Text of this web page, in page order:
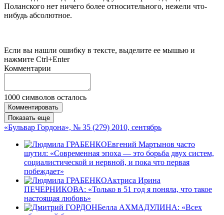
Поланского нет ничего более относительного, нежели что-
нибудь абсолютное.
Если вы нашли ошибку в тексте, выделите ее мышью и
нажмите Ctrl+Enter
Комментарии
1000 символов осталось
Комментировать
Показать еще
«Бульвар Гордона», № 35 (279) 2010, сентябрь
Евгений Мартынов часто
шутил: «Современная эпоха — это борьба двух систем,
социалистической и нервной, и пока что первая
побеждает»
Актриса Ирина
ПЕЧЕРНИКОВА: «Только в 51 год я поняла, что такое
настоящая любовь»
Белла АХМАДУЛИНА: «Всех